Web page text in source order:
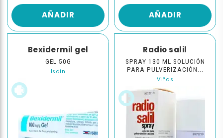
AÑADIR AÑADIR
Bexidermil gel
GEL 50G
Isdin
Radio salil
SPRAY 130 ML SOLUCIÓN
PARA PULVERIZACIÓN...
Viñas